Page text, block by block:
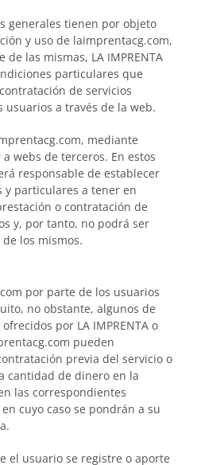
generales tienen por objeto
y uso de laimprentacg.com,
las mismas, LA IMPRENTA
particulares que
de servicios
usuarios a través de la web.
mediante
webs de terceros. En estos
responsable de establecer
y particulares a tener en
o contratación de
y, por tanto, no podrá ser
los mismos.
por parte de los usuarios
no obstante, algunos de
por LA IMPRENTA o
pueden
previa del servicio o
cantidad de dinero en la
las correspondientes
cuyo caso se pondrán a su
el usuario se registre o aporte